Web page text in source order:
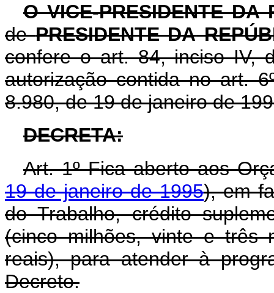
O VICE-PRESIDENTE DA
dePRESIDENTE DA
confere o art. 84, inciso IV,
autorização contida no art.
8.980, de 19 de janeiro de
DECRETA:
Art. 1º Fica aberto aos
19 de janeiro de 1995), em
do Trabalho, crédito
(cinco milhões, vinte e três
reais), para atender à
Decreto.